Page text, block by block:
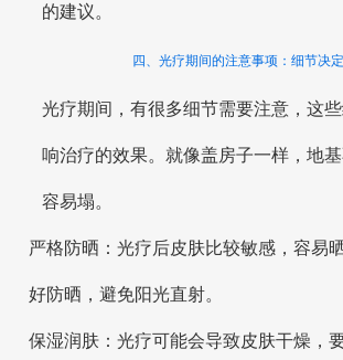
的建议。
四、光疗期间的注意事项：细节决
光疗期间，有很多细节需要注意，这
响治疗的效果。就像盖房子一样，地
容易塌。
严格防晒：光疗后皮肤比较敏感，容易
好防晒，避免阳光直射。
保湿润肤：光疗可能会导致皮肤干燥，